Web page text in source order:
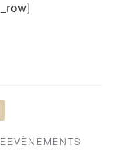
EVÈNEMENTS